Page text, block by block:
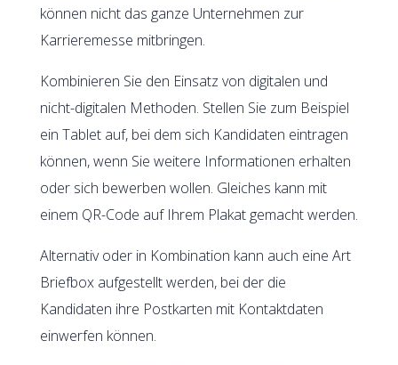
können nicht das ganze Unternehmen zur
Karrieremesse mitbringen.
Kombinieren Sie den Einsatz von digitalen und
nicht-digitalen Methoden. Stellen Sie zum Beispiel
ein Tablet auf, bei dem sich Kandidaten eintragen
können, wenn Sie weitere Informationen erhalten
oder sich bewerben wollen. Gleiches kann mit
einem QR-Code auf Ihrem Plakat gemacht werden.
Alternativ oder in Kombination kann auch eine Art
Briefbox aufgestellt werden, bei der die
Kandidaten ihre Postkarten mit Kontaktdaten
einwerfen können.